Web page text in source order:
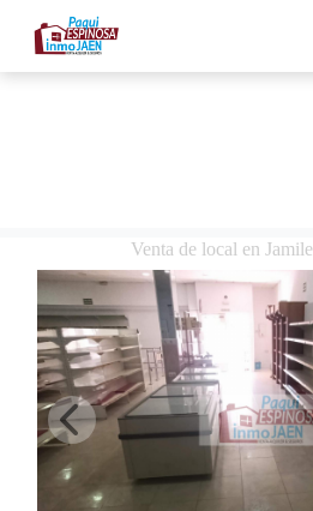
Venta de local en